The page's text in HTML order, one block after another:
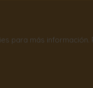
para más